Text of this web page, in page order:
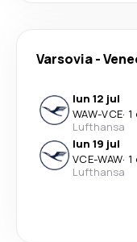
Varsovia-
lun 12 jul
WAW-VCE·
Lufthansa
lun 19 jul
VCE-WAW·
Lufthansa